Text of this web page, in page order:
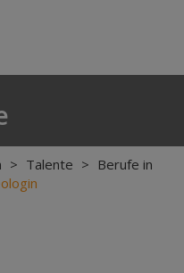
> Talente > Berufe in